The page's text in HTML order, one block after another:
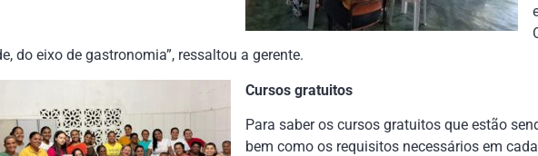
do eixo de gastronomia”, ressaltou a gerente.
Cursos gratuitos
Para saber os cursos gratuitos que estão
bem como os requisitos necessários em